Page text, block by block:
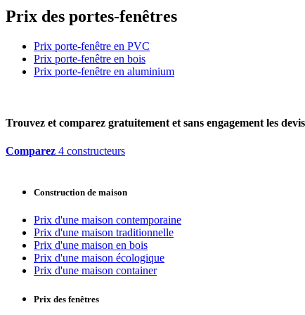
Prix des portes-fenêtres
Prix porte-fenêtre en PVC
Prix porte-fenêtre en bois
Prix porte-fenêtre en aluminium
Trouvez et comparez gratuitement et sans engagement les
Comparez 4 constructeurs
Construction de maison
Prix d'une maison contemporaine
Prix d'une maison traditionnelle
Prix d'une maison en bois
Prix d'une maison écologique
Prix d'une maison container
Prix des fenêtres